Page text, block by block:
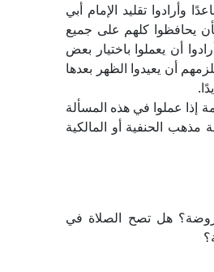
وأرادوا تقليد الإمام أبي
يحافظوا كلهم على جميع
أن يعملوا باختيار بعض
أن يعيدوا الظهر بعدها
إذا عملوا في هذه المسألة
الحنفية أو المالكية
هل تصح الصلاة في